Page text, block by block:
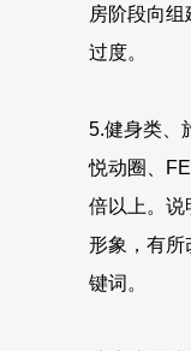
房阶段向
过度。
5.健身类、
悦动圈、
倍以上。说
形象，有所
键词。